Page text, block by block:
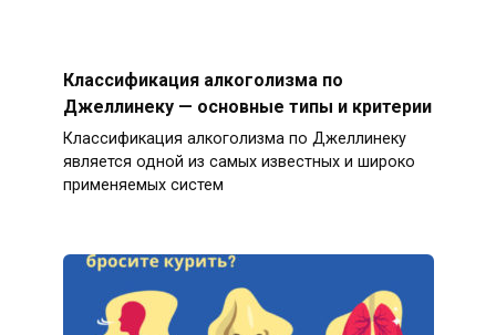
Классификация алкоголизма по
Джеллинеку — основные типы и критерии
Классификация алкоголизма по Джеллинеку
является одной из самых известных и широко
применяемых систем